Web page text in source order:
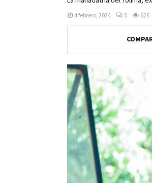
4 febrero, 2024 0 626